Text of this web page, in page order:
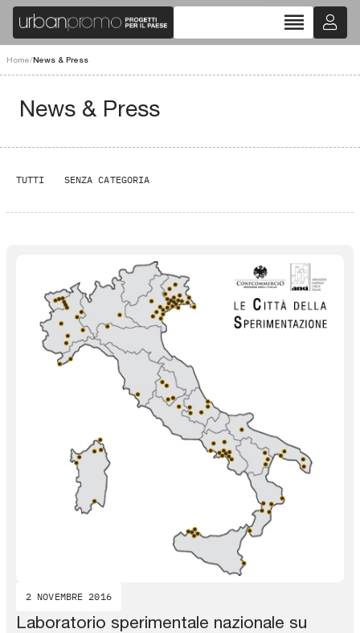
reorder
Home/News & Press
News & Press
TUTTI SENZA CATEGORIA
2 NOVEMBRE 2016
Laboratorio sperimentale nazionale su